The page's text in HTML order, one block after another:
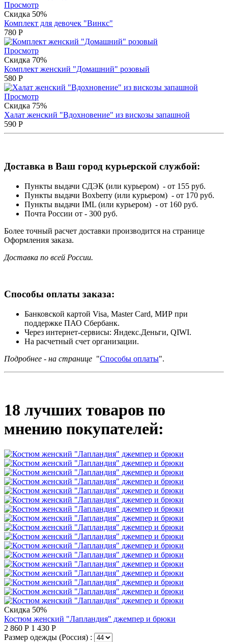
Просмотр
Скидка 50%
Комплект для девочек "Винкс"
780 Р
Просмотр
Скидка 70%
Комплект женский "Домашний" розовый
580 Р
Просмотр
Скидка 75%
Халат женский "Вдохновение" из вискозы запашной
590 Р
Доставка в Ваш город курьерской службой:
Пункты выдачи СДЭК (или курьером) - от 155 руб.
Пункты выдачи Boxberry (или курьером) - от 170 руб.
Пункты выдачи IML (или курьером) - от 160 руб.
Почта России от - 300 руб.
Более точный расчет доставки производится на странице
Оформления заказа.
Доставка по всей России.
Способы оплаты заказа:
Банковской картой Visa, Master Card, МИР при
поддержке ПАО Сбербанк.
Через интернет-сервисы: Яндекс.Деньги, QIWI.
На расчетный счет организации.
Подробнее - на странице "Способы оплаты".
18 лучших товаров по
мнению покупателей:
Скидка 50%
Костюм женский "Лапландия" джемпер и брюки
2 860 Р 1 430 Р
Размер одежды (Россия) :